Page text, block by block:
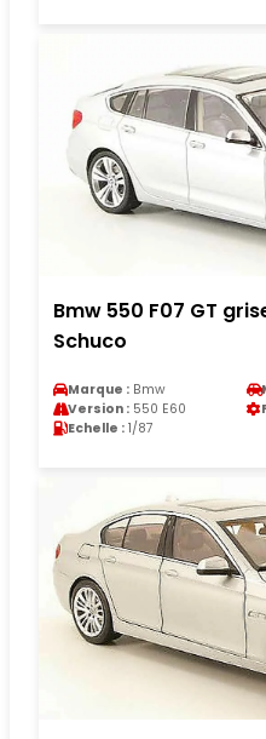
Bmw 550 F07 GT
Schuco
Marque : Bmw
Version : 550 E60
Echelle : 1/87